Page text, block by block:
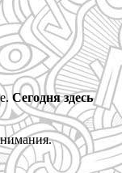
Сегодня здесь